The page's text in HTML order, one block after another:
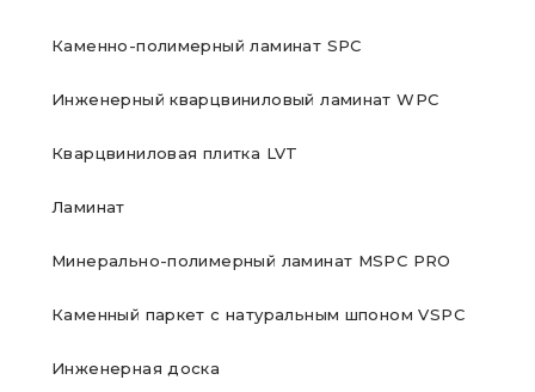
Каменно-полимерный ламинат SPC
Инженерный кварцвиниловый ламинат WPC
Кварцвиниловая плитка LVT
Ламинат
Минерально-полимерный ламинат MSPC PRO
Каменный паркет с натуральным шпоном VSPC
Инженерная доска